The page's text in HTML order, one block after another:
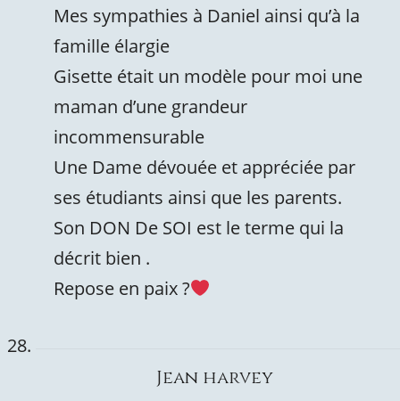
Mes sympathies à Daniel ainsi qu’à la
famille élargie
Gisette était un modèle pour moi une
maman d’une grandeur
incommensurable
Une Dame dévouée et appréciée par
ses étudiants ainsi que les parents.
Son DON De SOI est le terme qui la
décrit bien .
Repose en paix ?
Jean harvey